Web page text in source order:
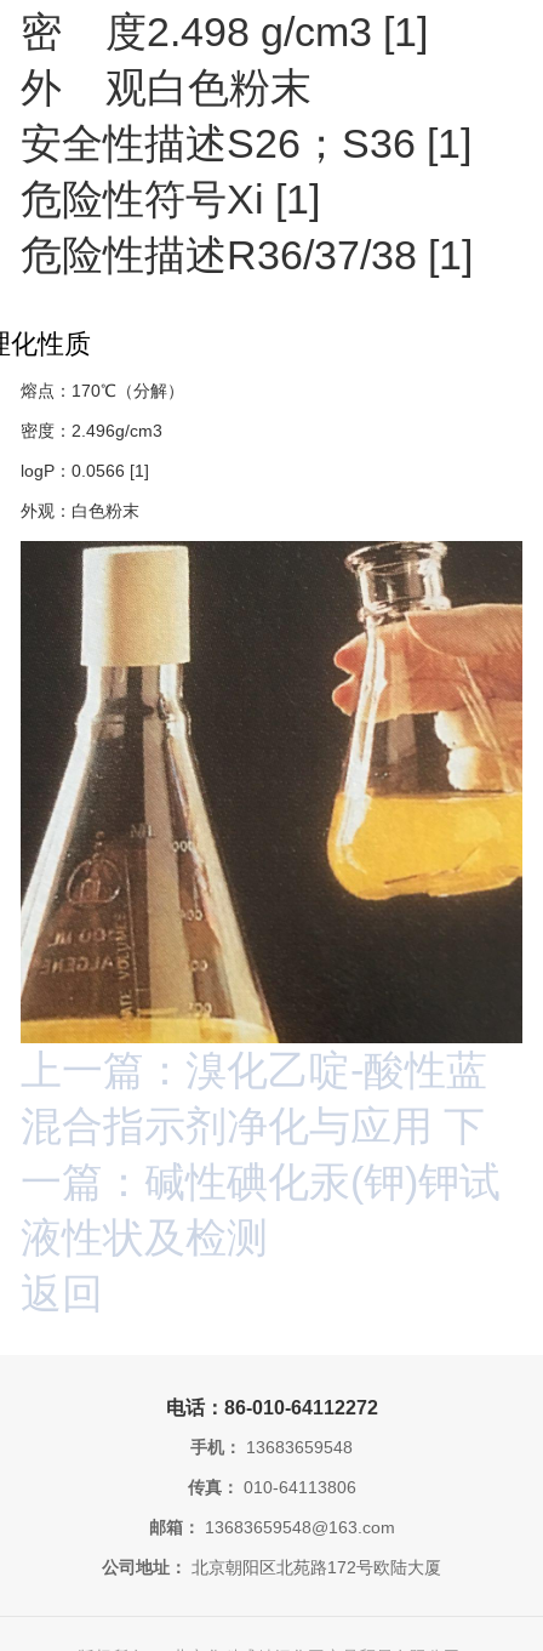
密 度2.498 g/cm3 [1]
外 观白色粉末
安全性描述S26；S36 [1]
危险性符号Xi [1]
危险性描述R36/37/38 [1]
化性质
熔点：170℃（分解）
密度：2.496g/cm3
logP：0.0566 [1]
外观：白色粉末
上一篇：溴化乙啶-酸性蓝
混合指示剂净化与应用 下
一篇：碱性碘化汞(钾)钾试
液性状及检测
返回
电话：86-010-64112272
手机： 13683659548
传真： 010-64113806
邮箱： 13683659548@163.com
公司地址： 北京朝阳区北苑路172号欧陆大厦